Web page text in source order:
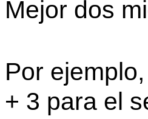
Mejor dos
Por
+ 3 para el